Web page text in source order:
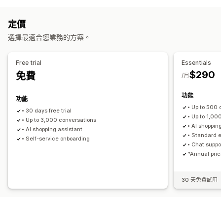
折扣
交叉銷售 追加銷售 問卷調查
顏色和字型
歡迎訊息
聊天按鈕
多國語言
大量購買折扣
A/B 測試
定價
選擇最適合您業務的方案。
Free trial
免費
功能
• 30 days free trial
• Up to 3,000 conversations
• AI shopping assistant
• Self-service onboarding
Essentials
$290
/月
功能
• Up to 500
• Up to
• AI
• Standard
• Chat
*Annual
30 天免費試用